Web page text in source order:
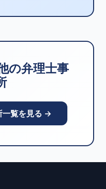
の弁理士事
一覧を見る →